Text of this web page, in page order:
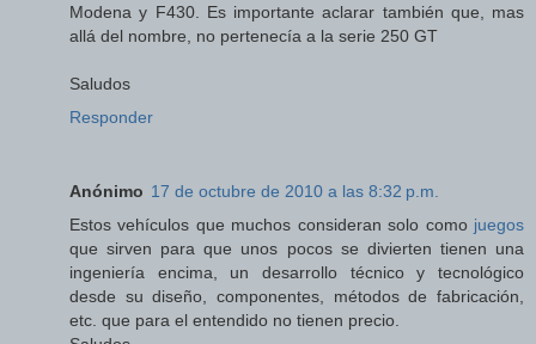
Modena y F430. Es importante aclarar también que, mas
allá del nombre, no pertenecía a la serie 250 GT
Saludos
Responder
Anónimo 17 de octubre de 2010 a las 8:32 p.m.
Estos vehículos que muchos consideran solo como juegos
que sirven para que unos pocos se divierten tienen una
ingeniería encima, un desarrollo técnico y tecnológico
desde su diseño, componentes, métodos de fabricación,
etc. que para el entendido no tienen precio.